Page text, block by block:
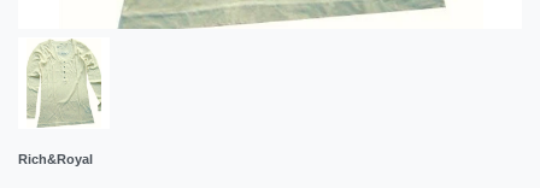
Rich&Royal